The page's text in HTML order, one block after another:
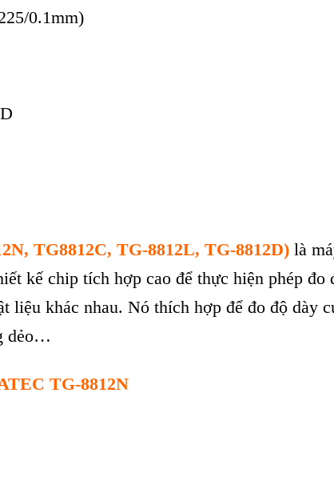
0.1mm)
TG8812C, TG-8812L, TG-8812D) là m
ết kế chip tích hợp cao để thực hiện phép đo
liệu khác nhau. Nó thích hợp để đo độ dày c
dẻo…
TG-8812N